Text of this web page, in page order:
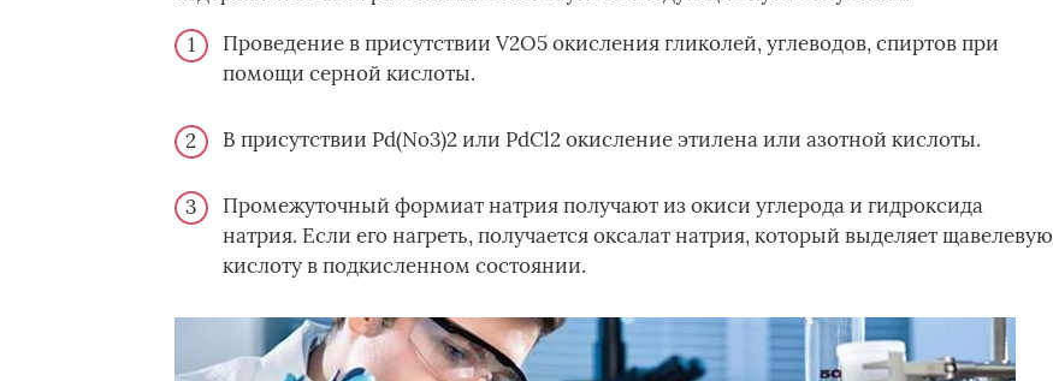
Проведение в присутствии V2O5 окисления гликолей, углеводов, спиртов при
помощи серной кислоты.
В присутствии Pd(No3)2 или PdCl2 окисление этилена или азотной кислоты.
Промежуточный формиат натрия получают из окиси углерода и гидроксида
натрия. Если его нагреть, получается оксалат натрия, который выделяет щавелевую
кислоту в подкисленном состоянии.